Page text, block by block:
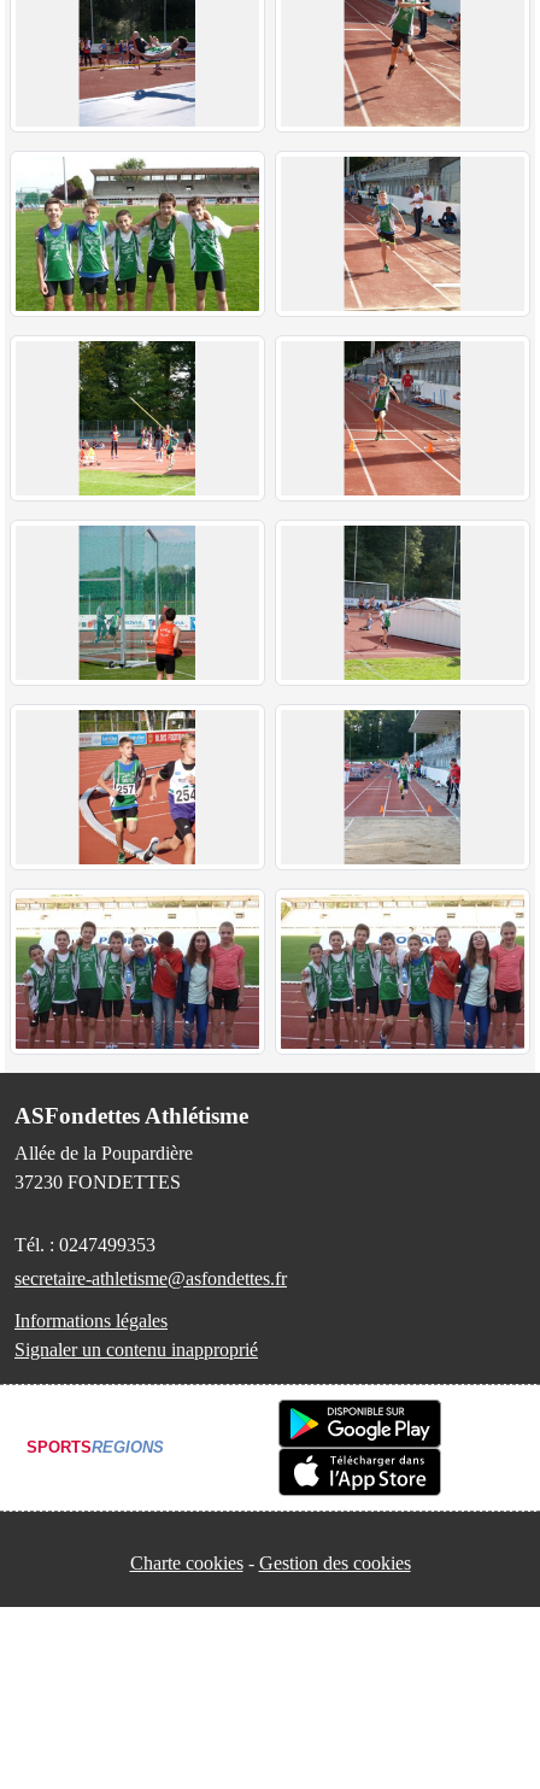
ASFondettes Athlétisme
Allée de la Poupardière
37230 FONDETTES
Tél. : 0247499353
secretaire-athletisme@asfondettes.fr
Informations légales
Signaler un contenu inapproprié
SPORTSREGIONS
Charte cookies Gestion des cookies